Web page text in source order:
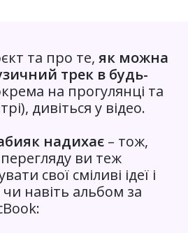
та про те, як можна
трек в будь-
на прогулянці та
дивіться у відео.
надихає – тож,
ви теж
свої сміливі ідеї і
навіть альбом за